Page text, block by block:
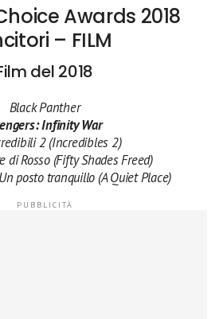
Awards 2018
– FILM
del 2018
Black Panther
Infinity War
2 (Incredibles 2)
di Rosso (Fifty Shades Freed)
posto tranquillo (A Quiet Place)